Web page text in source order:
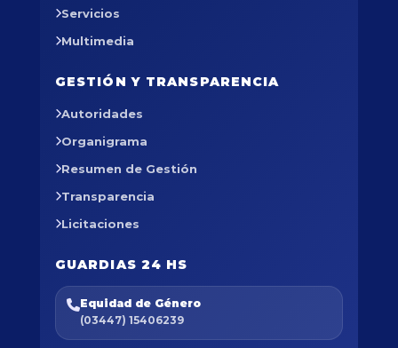
Servicios
Multimedia
GESTIÓN Y TRANSPARENCIA
Autoridades
Organigrama
Resumen de Gestión
Transparencia
Licitaciones
GUARDIAS 24 HS
Equidad de Género
(03447) 15406239